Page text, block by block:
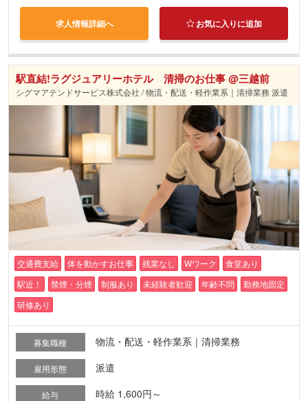
求人情報詳細へ お気に入りに追加
駅直結!ラグジュアリーホテル 清掃のお仕事 @三越前
シグマアテンドサービス株式会社 / 物流・配送・軽作業系｜清掃業務 派遣
交通費支給 体を動かすお仕事 残業なし Wワーク
食堂あり
駅近！
禁煙・分煙 制服あり 未経験者歓迎 年齢不問
勤務地固定
研修あり
募集職種 物流・配送・軽作業系｜清掃業務
雇用形態 派遣
給与 時給 1,600円～